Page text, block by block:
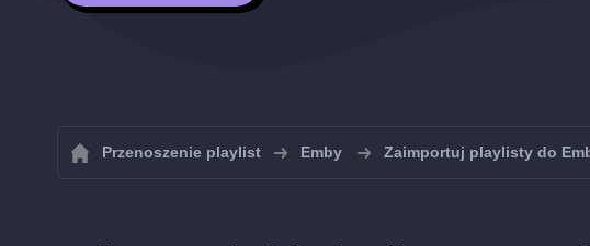
Przenoszenie playlist Emby Zaimportuj playlisty do